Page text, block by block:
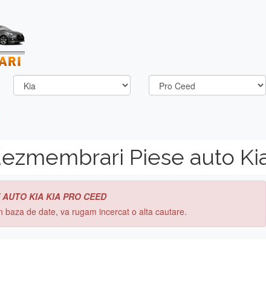
Piese auto
AUTO KIA KIA PRO CEED
baza de date, va rugam incercat o alta cautare.